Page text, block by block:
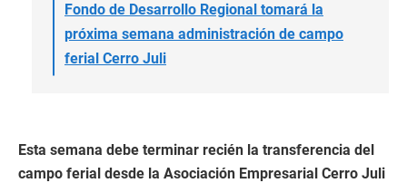
Fondo de Desarrollo Regional tomará la
próxima semana administración de campo
ferial Cerro Juli
Esta semana debe terminar recién la transferencia del
campo ferial desde la Asociación Empresarial Cerro Juli